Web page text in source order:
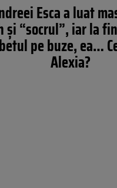
Esca a luat
și “socrul”, iar la
pe buze, ea…
Alexia?